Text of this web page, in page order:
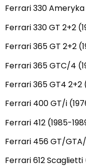
Ferrari 330 Ameryka
Ferrari 330 GT 2+2
Ferrari 365 GT 2+2
Ferrari 365 GTC/4
Ferrari 365 GT4 2+2
Ferrari 400 GT/i
Ferrari 412 (1985-
Ferrari 456 GT/
Ferrari 612